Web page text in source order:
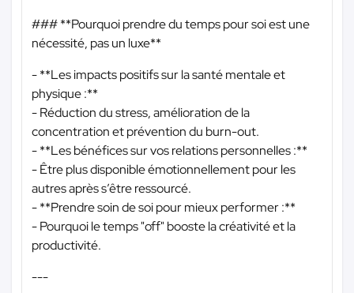
### **Pourquoi prendre du temps pour soi est une
nécessité, pas un luxe**
- **Les impacts positifs sur la santé mentale et
physique :**
- Réduction du stress, amélioration de la
concentration et prévention du burn-out.
- **Les bénéfices sur vos relations personnelles :**
- Être plus disponible émotionnellement pour les
autres après s’être ressourcé.
- **Prendre soin de soi pour mieux performer :**
- Pourquoi le temps "off" booste la créativité et la
productivité.
---